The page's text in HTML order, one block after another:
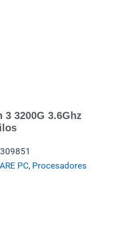
3 3200G 3.6Ghz
PC, Procesadores